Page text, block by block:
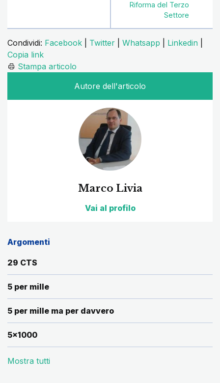
Riforma del Terzo
Settore
Condividi: Facebook Twitter Whatsapp Linkedin
Copia link
Stampa articolo
Autore dell'articolo
Marco Livia
Vai al profilo
Argomenti
29 CTS
5 per mille
5 per mille ma per davvero
5x1000
Mostra tutti